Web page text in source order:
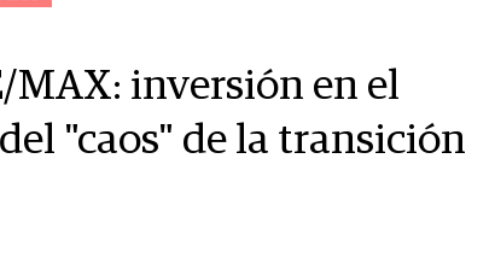
MAX: inversión en el
"caos" de la transición